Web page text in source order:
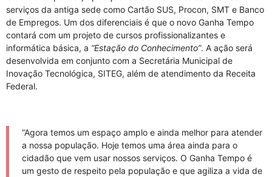
serviços da antiga sede como Cartão SUS, Procon, SMT e Banco
de Empregos. Um dos diferenciais é que o novo Ganha Tempo
contará com um projeto de cursos profissionalizantes e
informática básica, a “Estação do Conhecimento”. A ação será
desenvolvida em conjunto com a Secretária Municipal de
Inovação Tecnológica, SITEG, além de atendimento da Receita
Federal.
“Agora temos um espaço amplo e ainda melhor para atender
a nossa população. Hoje temos uma área ainda para o
cidadão que vem usar nossos serviços. O Ganha Tempo é
um gesto de respeito pela população e que agiliza a vida de